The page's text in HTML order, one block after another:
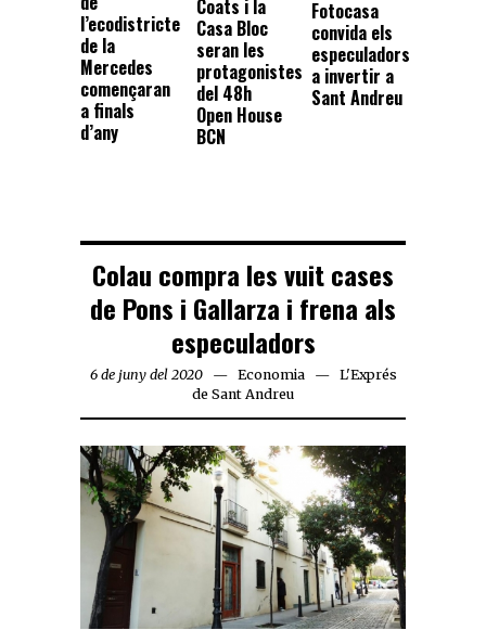
l’ecodistricte
de la
Mercedes
començaran
a finals
d’any
Coats i la
Casa Bloc
seran les
protagonistes
del 48h
Open House
BCN
Fotocasa
convida els
especuladors
a invertir a
Sant Andreu
Colau compra les vuit cases
de Pons i Gallarza i frena als
especuladors
6 de juny del 2020 Economia
L'Exprés
de Sant Andreu